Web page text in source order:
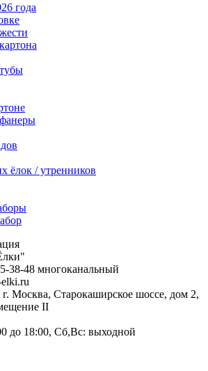
года
ёлок / утренников
38-48 многоканальный
Москва, Старокаширское шоссе, дом 2,
II
до 18:00, Сб,Вс: выходной